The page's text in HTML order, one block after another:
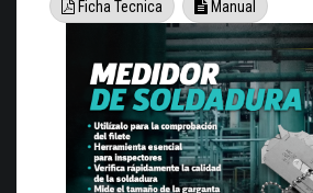
Ficha Tecnica Manual